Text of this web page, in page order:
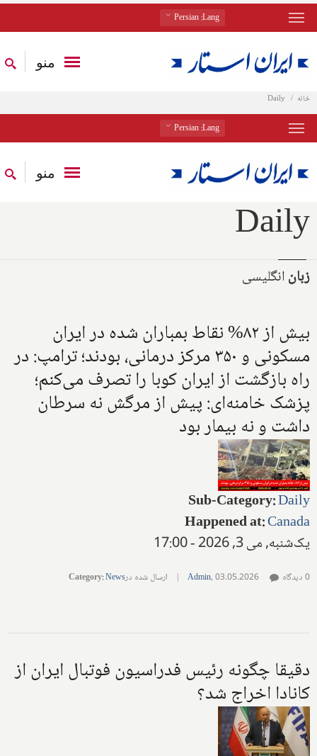
Lang
: Persian
منو
خانه Daily
Lang
: Persian
منو
Daily
زبانانگلیسی
بیش از ۸۲% نقاط بمباران شده در ایران
مسکونی و ۳۵۰ مرکز درمانی، بودند؛ ترامپ: در
راه بازگشت از ایران کوبا را تصرف می‌کنم؛
پزشک خامنه‌ای: پیش از مرگش نه سرطان
داشت و نه بیمار بود
Sub-Category:Daily
Happened at:Canada
یک‌شنبه, می 3, 2026 - 17:00
Admin,03.05.2026
| ارسال شده در Category:News 0 دیدگاه
دقیقا چگونه رئیس فدراسیون فوتبال ایران از
کانادا اخراج شد؟